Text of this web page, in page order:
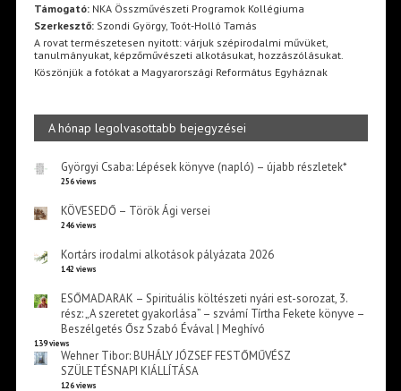
Támogató:NKA Összművészeti Programok Kollégiuma
Szerkesztő:Szondi György, Toót-Holló Tamás
A rovat természetesen nyitott: várjuk szépirodalmi művüket,
tanulmányukat, képzőművészeti alkotásukat, hozzászólásukat.
Köszönjük a fotókat a Magyarországi Református Egyháznak
A hónap legolvasottabb bejegyzései
Györgyi Csaba: Lépések könyve (napló) – újabb részletek*
256 views
KÖVESEDŐ – Török Ági versei
246 views
Kortárs irodalmi alkotások pályázata 2026
142 views
ESŐMADARAK – Spirituális költészeti nyári est-sorozat, 3.
rész: „A szeretet gyakorlása” – szvámí Tírtha Fekete könyve –
Beszélgetés Ősz Szabó Évával | Meghívó
139 views
Wehner Tibor: BUHÁLY JÓZSEF FESTŐMŰVÉSZ
SZÜLETÉSNAPI KIÁLLÍTÁSA
126 views